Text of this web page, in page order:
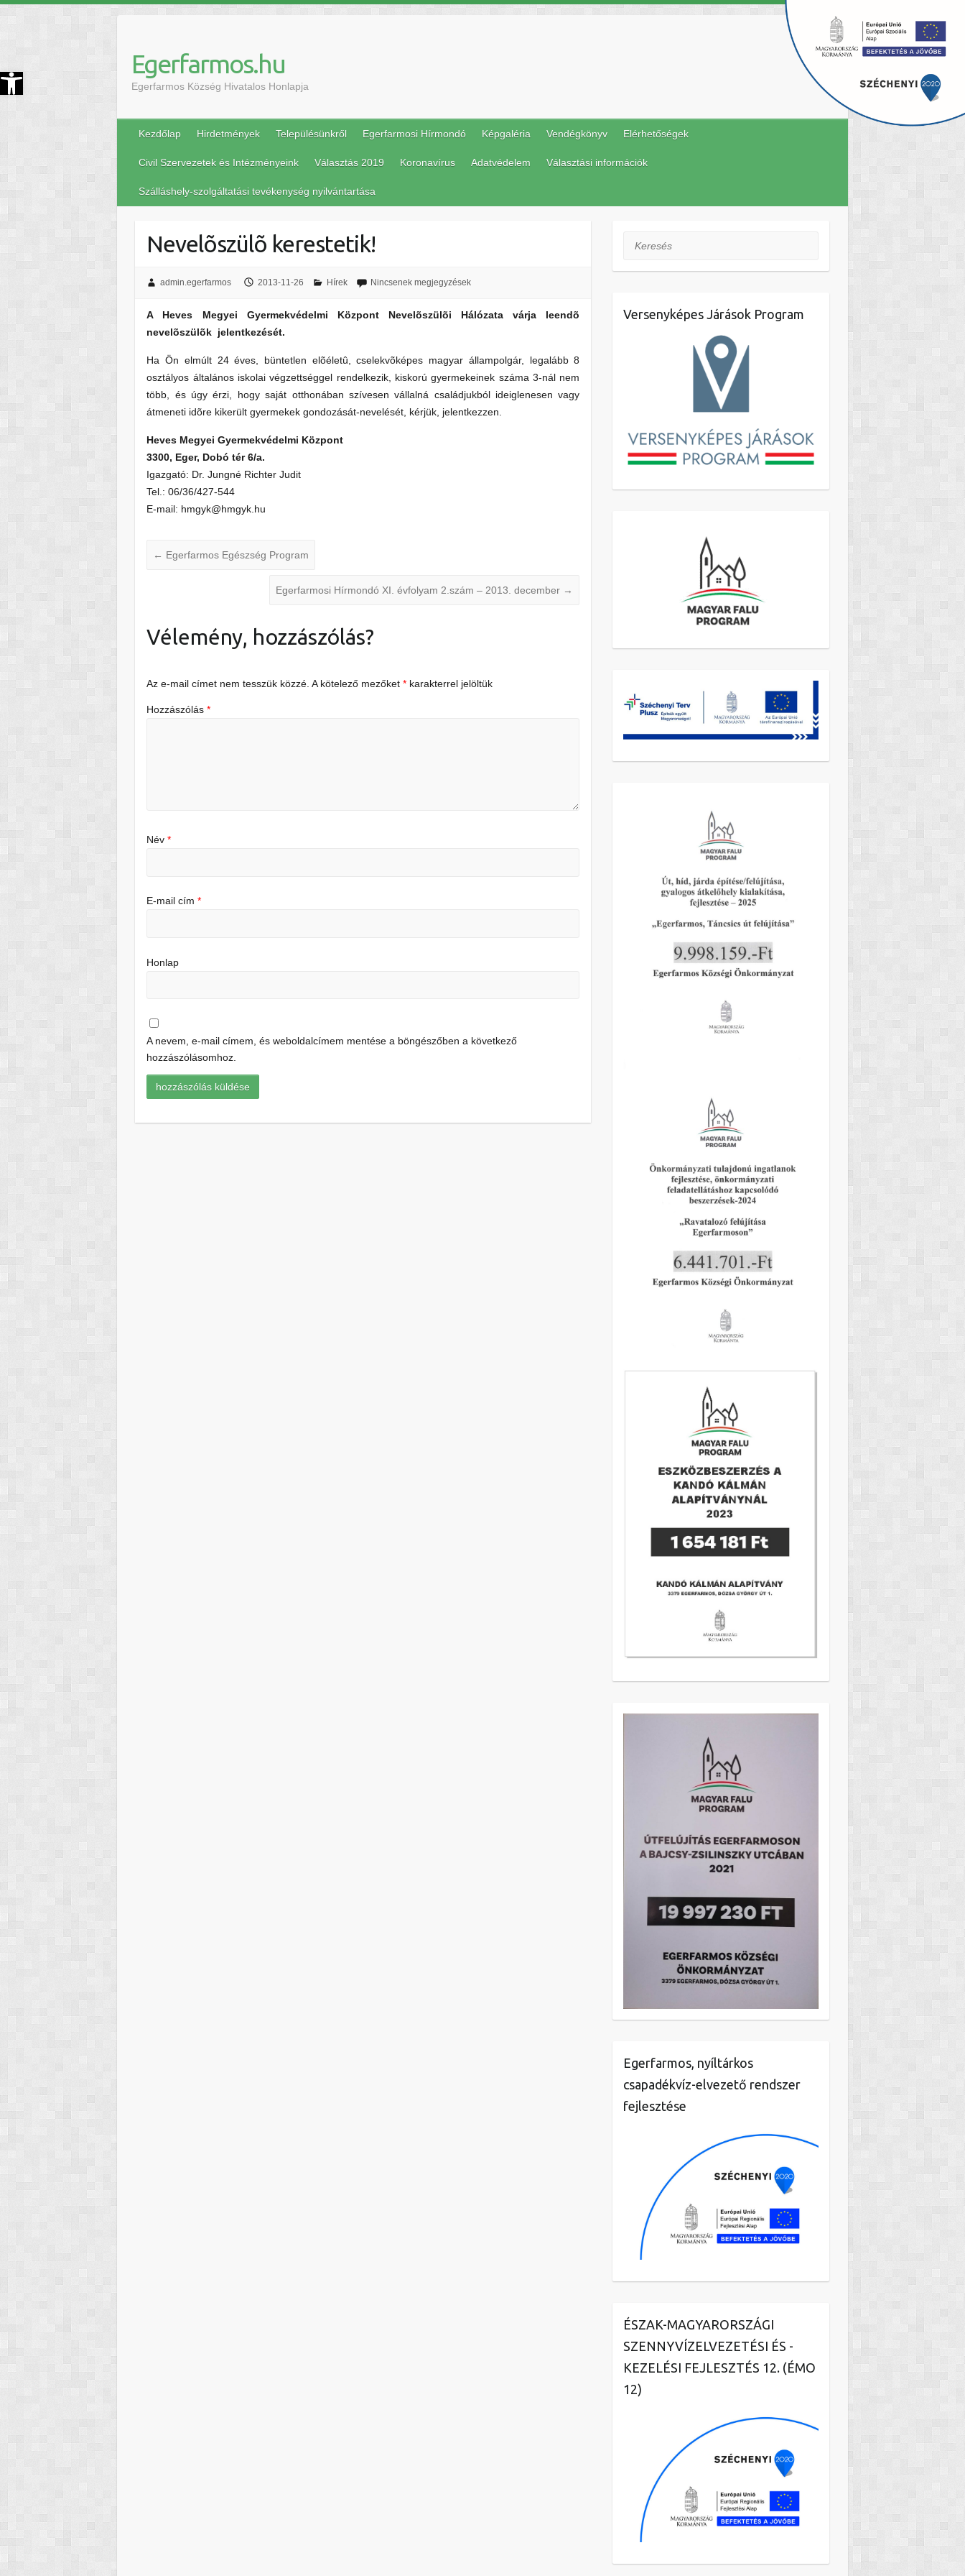
Eszköztár megnyitása Egerfarmos.hu
Egerfarmos Község Hivatalos Honlapja
Kezdőlap Hirdetmények Településünkről Egerfarmosi Hírmondó Képgaléria Vendégkönyv Elérhetőségek
Civil Szervezetek és Intézményeink Választás 2019 Koronavírus Adatvédelem Választási információk
Szálláshely-szolgáltatási tevékenység nyilvántartása
Nevelõszülõ kerestetik!
admin.egerfarmos 2013-11-26 Hírek Nincsenek megjegyzések
A Heves Megyei Gyermekvédelmi Központ Nevelõszülõi Hálózata várja leendõ
nevelõszülõk jelentkezését.
Ha Ön elmúlt 24 éves, büntetlen elõéletû, cselekvõképes magyar állampolgár, legalább 8
osztályos általános iskolai végzettséggel rendelkezik, kiskorú gyermekeinek száma 3-nál nem
több, és úgy érzi, hogy saját otthonában szívesen vállalná családjukból ideiglenesen vagy
átmeneti idõre kikerült gyermekek gondozását-nevelését, kérjük, jelentkezzen.
Heves Megyei Gyermekvédelmi Központ
3300, Eger, Dobó tér 6/a.
Igazgató: Dr. Jungné Richter Judit
Tel.: 06/36/427-544
E-mail: hmgyk@hmgyk.hu
← Egerfarmos Egészség Program
Egerfarmosi Hírmondó XI. évfolyam 2.szám – 2013. december →
Vélemény, hozzászólás?
Az e-mail címet nem tesszük közzé. A kötelező mezőket* karakterrel jelöltük
Hozzászólás*
Név*
E-mail cím*
Honlap
A nevem, e-mail címem, és weboldalcímem mentése a böngészőben a következő
hozzászólásomhoz.
Keresés
Versenyképes Járások Program
Egerfarmos, nyíltárkos
csapadékvíz-elvezető rendszer
fejlesztése
ÉSZAK-MAGYARORSZÁGI
SZENNYVÍZELVEZETÉSI ÉS -
KEZELÉSI FEJLESZTÉS 12. (ÉMO
12)